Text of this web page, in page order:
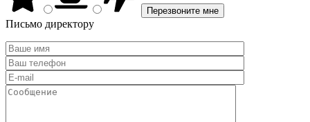
Письмо директору